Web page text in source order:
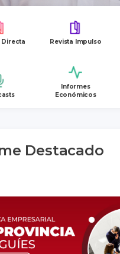
Directa Revista Impulso
Informes
Económicos
Destacado